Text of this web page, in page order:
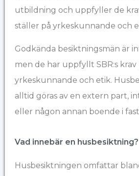
utbildning och uppfyller de
ställer på yrkeskunnande och
Godkända besiktningsmän är
men de har uppfyllt SBR:s krav
yrkeskunnande och etik.
alltid göras av en extern part,
eller någon annan boende i
Vad innebär en husbesiktning?
Husbesiktningen omfattar